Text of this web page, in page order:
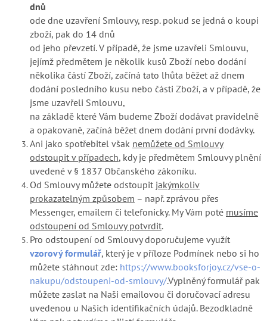
dnů
ode dne uzavření Smlouvy, resp. pokud se jedná o koupi
zboží, pak do 14 dnů
od jeho převzetí. V případě, že jsme uzavřeli Smlouvu,
jejímž předmětem je několik kusů Zboží nebo dodání
několika částí Zboží, začíná tato lhůta běžet až dnem
dodání posledního kusu nebo části Zboží, a v případě, že
jsme uzavřeli Smlouvu,
na základě které Vám budeme Zboží dodávat pravidelně
a opakovaně, začíná běžet dnem dodání první dodávky.
Ani jako spotřebitel však nemůžete od Smlouvy
odstoupit v případech, kdy je předmětem Smlouvy plnění
uvedené v § 1837 Občanského zákoníku.
Od Smlouvy můžete odstoupit jakýmkoliv
prokazatelným způsobem – např. zprávou přes
Messenger, emailem či telefonicky. My Vám poté musíme
odstoupení od Smlouvy potvrdit.
Pro odstoupení od Smlouvy doporučujeme využít
vzorový formulář, který je v příloze Podmínek nebo si ho
můžete stáhnout zde: https://www.booksforjoy.cz/vse-o-
nakupu/odstoupeni-od-smlouvy/.Vyplněný formulář pak
můžete zaslat na Naši emailovou či doručovací adresu
uvedenou u Našich identifikačních údajů. Bezodkladně